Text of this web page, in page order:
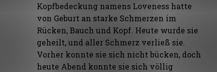
Kopfbedeckung namens Loveness hatte
von Geburt an starke Schmerzen im
Rücken, Bauch und Kopf. Heute wurde sie
geheilt, und aller Schmerz verließ sie.
Vorher konnte sie sich nicht bücken, doch
heute Abend konnte sie sich völlig